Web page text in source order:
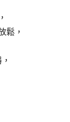
鬆，